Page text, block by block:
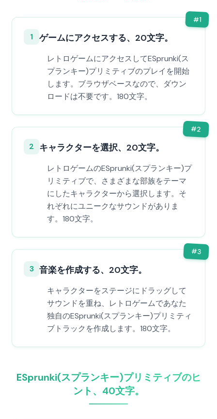
#1
1 ゲームにアクセスする、20文字。
レトロゲームにアクセスしてESprunki(ス
プランキー)プリミティブのプレイを開始
します。ブラウザベースなので、ダウン
ロードは不要です。180文字。
#2
2 キャラクターを選択、20文字。
レトロゲームのESprunki(スプランキー)プ
リミティブで、さまざまな部族をテーマ
にしたキャラクターから選択します。そ
れぞれにユニークなサウンドがありま
す。180文字。
#3
3 音楽を作成する、20文字。
キャラクターをステージにドラッグして
サウンドを重ね、レトロゲームであなた
独自のESprunki(スプランキー)プリミティ
ブトラックを作成します。180文字。
ESprunki(スプランキー)プリミティブのヒ
ント、40文字。